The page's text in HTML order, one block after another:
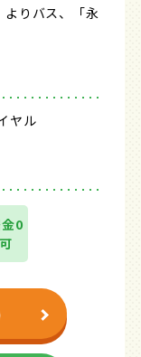
よりバス、「永
ヤル
0